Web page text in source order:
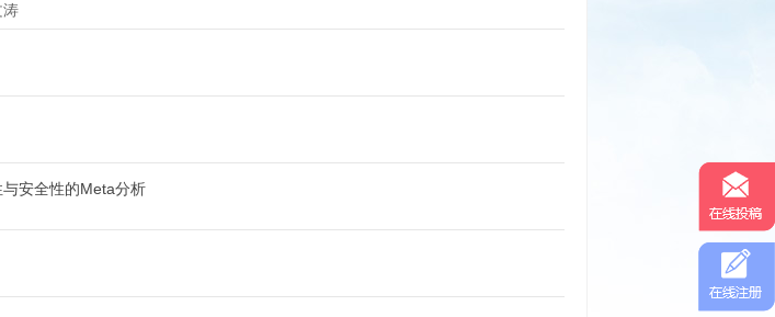
涛
安全性的Meta分析